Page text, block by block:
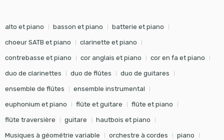
alto et piano basson et piano batterie et piano
choeur SATB et piano clarinette et piano
contrebasse et piano cor anglais et piano cor en fa et piano
duo de clarinettes duo de flûtes duo de guitares
ensemble de flûtes ensemble instrumental
euphonium et piano flûte et guitare flûte et piano
flûte traversière guitare hautbois et piano
Musiques à géométrie variable orchestre à cordes piano